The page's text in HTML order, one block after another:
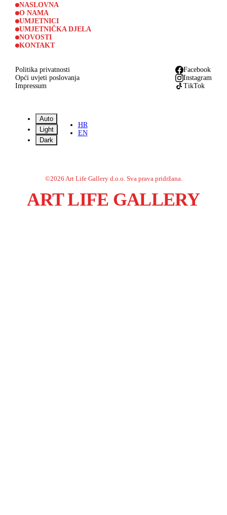
NASLOVNA
O NAMA
UMJETNICI
UMJETNIČKA DJELA
NOVOSTI
KONTAKT
Politika privatnosti
Opći uvjeti poslovanja
Impressum
Facebook
Instagram
TikTok
Auto
Light
Dark
HR
EN
©2026 Art Life Gallery d.o.o. Sva prava pridržana.
ART LIFE GALLERY